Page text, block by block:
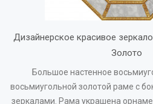
Дизайнерское красивое
Золото
Большое настенное
восьмиугольной золотой раме с
зеркалами. Рама украшена